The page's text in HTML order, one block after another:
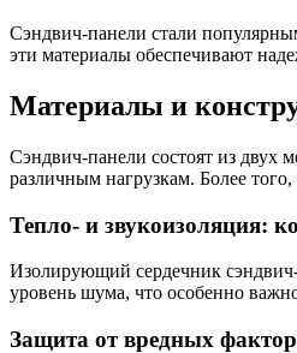
Сэндвич-панели стали
эти материалы обеспечивают
Материалы и
Сэндвич-панели состоят из двух
различным нагрузкам. Более
Тепло- и звукоизоляция:
Изолирующий сердечник
уровень шума, что особенно
Защита от вредных